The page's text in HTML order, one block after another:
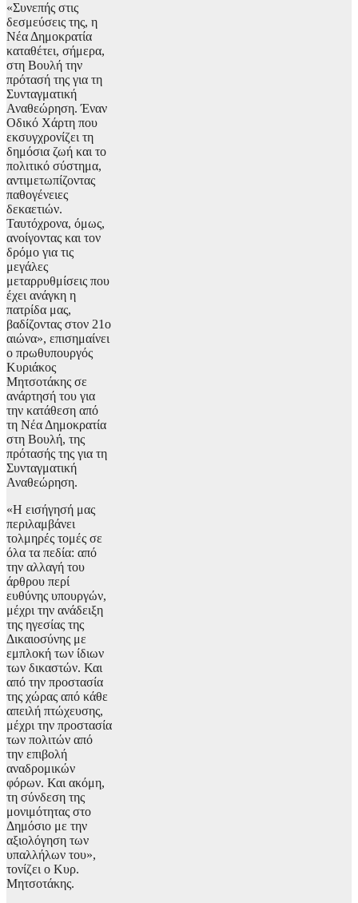
«Συνεπής στις
δεσμεύσεις της, η
Νέα Δημοκρατία
καταθέτει, σήμερα,
στη Βουλή την
πρότασή της για τη
Συνταγματική
Αναθεώρηση. Έναν
Οδικό Χάρτη που
εκσυγχρονίζει τη
δημόσια ζωή και το
πολιτικό σύστημα,
αντιμετωπίζοντας
παθογένειες
δεκαετιών.
Ταυτόχρονα, όμως,
ανοίγοντας και τον
δρόμο για τις
μεγάλες
μεταρρυθμίσεις που
έχει ανάγκη η
πατρίδα μας,
βαδίζοντας στον 21ο
αιώνα», επισημαίνει
ο πρωθυπουργός
Κυριάκος
Μητσοτάκης σε
ανάρτησή του για
την κατάθεση από
τη Νέα Δημοκρατία
στη Βουλή, της
πρότασής της για τη
Συνταγματική
Αναθεώρηση.
«Η εισήγησή μας
περιλαμβάνει
τολμηρές τομές σε
όλα τα πεδία: από
την αλλαγή του
άρθρου περί
ευθύνης υπουργών,
μέχρι την ανάδειξη
της ηγεσίας της
Δικαιοσύνης με
εμπλοκή των ίδιων
των δικαστών. Και
από την προστασία
της χώρας από κάθε
απειλή πτώχευσης,
μέχρι την προστασία
των πολιτών από
την επιβολή
αναδρομικών
φόρων. Και ακόμη,
τη σύνδεση της
μονιμότητας στο
Δημόσιο με την
αξιολόγηση των
υπαλλήλων του»,
τονίζει ο Κυρ.
Μητσοτάκης.